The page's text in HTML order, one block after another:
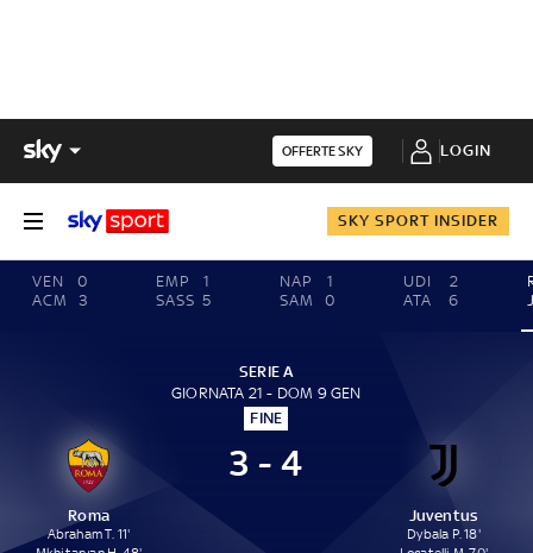
OFFERTE SKY LOGIN
SKY SPORT INSIDER
VEN
0
ACM
3
EMP
1
SASS 5
NAP
1
SAM
0
UDI
2
ATA
6
SERIE A
GIORNATA 21 - DOM 9 GEN
FINE
Roma
Abraham T. 11'
3 - 4
Juventus
Dybala P. 18'